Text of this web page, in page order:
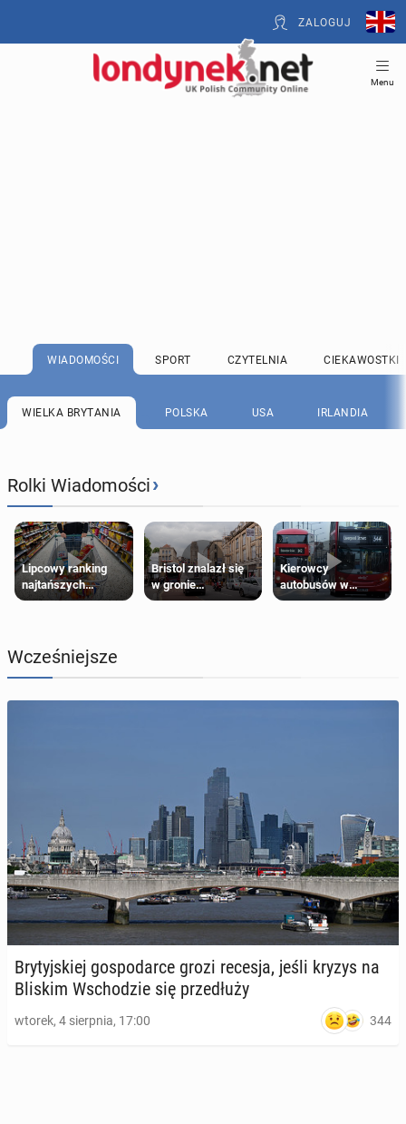
ZALOGUJ
Menu
WIADOMOŚCI SPORT CZYTELNIA CIEKAWOSTKI
WIELKA BRYTANIA POLSKA USA IRLANDIA
Rolki Wiadomości›
Lipcowy ranking
najtańszych
supermarketów
Bristol znalazł się
w gronie
najlepszych
Kierowcy
autobusów w
Londynie
Wcześniejsze
Bry­tyj­skiej go­spo­dar­ce grozi recesja, jeśli kryzys na
Bliskim Wscho­dzie się prze­dłu­ży
wtorek, 4 sierpnia, 17:00 344